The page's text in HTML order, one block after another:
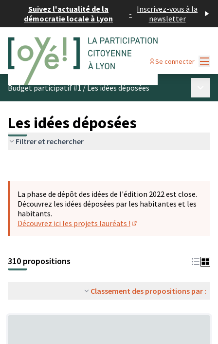
Suivez l'actualité de la
démocratie locale à Lyon
- Inscrivez-vous à la
newsletter
Se connecter
Budget participatif #1/Les idées déposées
Les idées déposées
Filtrer et rechercher
La phase de dépôt des idées de l'édition 2022 est close.
Découvrez les idées déposées par les habitantes et les
habitants.
Découvrez ici les projets lauréats !
310 propositions
Classement des propositions par :